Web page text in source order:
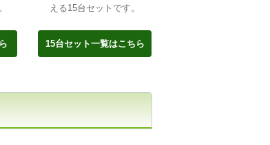
える15台セットです。
15台セット一覧はこちら